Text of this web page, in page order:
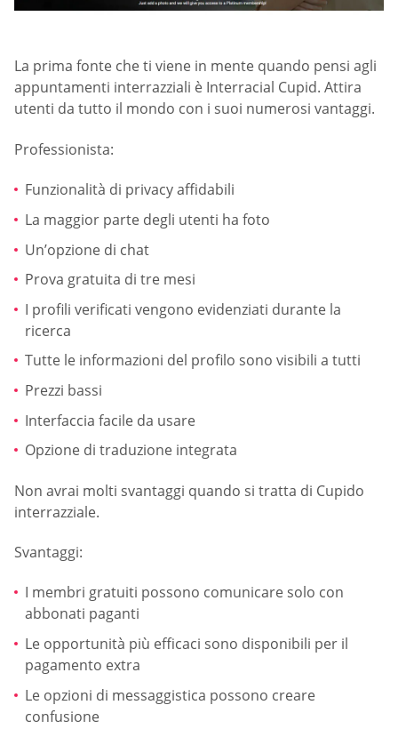
La prima fonte che ti viene in mente quando pensi agli
appuntamenti interrazziali è Interracial Cupid. Attira
utenti da tutto il mondo con i suoi numerosi vantaggi.
Professionista:
Funzionalità di privacy affidabili
La maggior parte degli utenti ha foto
Un’opzione di chat
Prova gratuita di tre mesi
I profili verificati vengono evidenziati durante la
ricerca
Tutte le informazioni del profilo sono visibili a tutti
Prezzi bassi
Interfaccia facile da usare
Opzione di traduzione integrata
Non avrai molti svantaggi quando si tratta di Cupido
interrazziale.
Svantaggi:
I membri gratuiti possono comunicare solo con
abbonati paganti
Le opportunità più efficaci sono disponibili per il
pagamento extra
Le opzioni di messaggistica possono creare
confusione